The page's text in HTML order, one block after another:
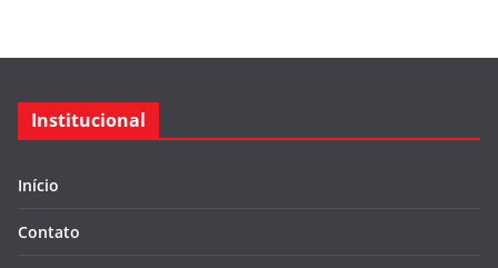
Institucional
Início
Contato